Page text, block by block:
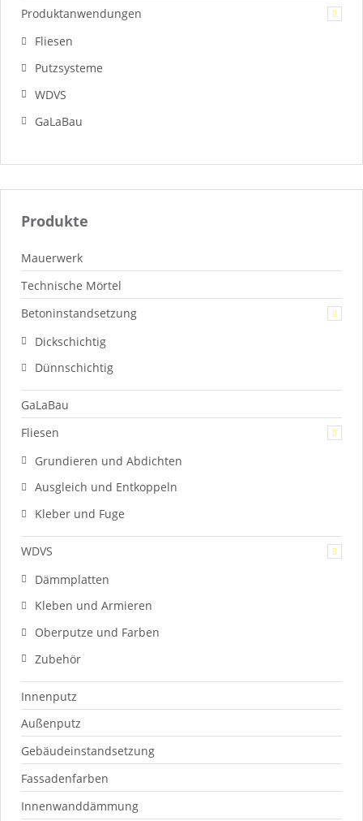
Produktanwendungen
Fliesen
Putzsysteme
WDVS
GaLaBau
Produkte
Mauerwerk
Technische Mörtel
Betoninstandsetzung
Dickschichtig
Dünnschichtig
GaLaBau
Fliesen
Grundieren und Abdichten
Ausgleich und Entkoppeln
Kleber und Fuge
WDVS
Dämmplatten
Kleben und Armieren
Oberputze und Farben
Zubehör
Innenputz
Außenputz
Gebäudeinstandsetzung
Fassadenfarben
Innenwanddämmung